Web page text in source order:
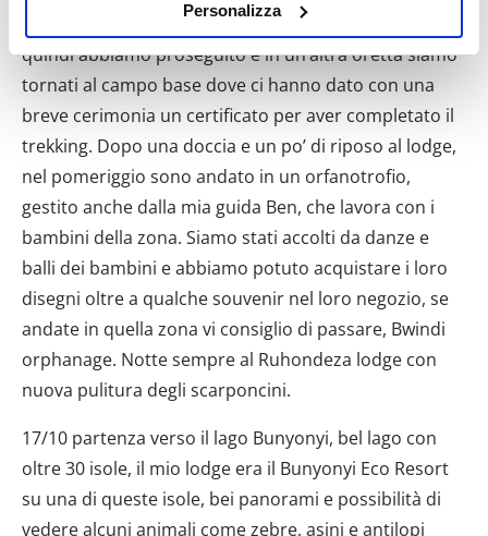
raccogliere informazioni sulla tua posizione
geografica, con un'approssimazione di qualche
metro,
attivamente alla ricerca di caratteristiche specifiche
(impronte digitali).
Approfondisci come vengono elaborati i tuoi dati personali
e imposta le tue preferenze nellasezione dettagli. Puoi
modificare o ritirare il tuo consenso in qualsiasi momento
dalla Dichiarazione sui cookie.
annunci, per fornire funzionalità dei social media e per
analizzare il nostro traffico. Condividiamo inoltre
informazioni sul modo in cui utilizzi il nostro sito con i
pubblicità e social media, i quali potrebbero combinarle
con altre informazioni che hai fornito loro o che hanno
raccolto dal tuo utilizzo dei loro servizi.
Personalizza
siamo fermati a mangiare la box lunch data dal lodge,
quindi abbiamo proseguito e in un’altra oretta siamo
tornati al campo base dove ci hanno dato con una
breve cerimonia un certificato per aver completato il
trekking. Dopo una doccia e un po’ di riposo al lodge,
nel pomeriggio sono andato in un orfanotrofio,
gestito anche dalla mia guida Ben, che lavora con i
bambini della zona. Siamo stati accolti da danze e
balli dei bambini e abbiamo potuto acquistare i loro
disegni oltre a qualche souvenir nel loro negozio, se
andate in quella zona vi consiglio di passare, Bwindi
orphanage. Notte sempre al Ruhondeza lodge con
nuova pulitura degli scarponcini.
17/10 partenza verso il lago Bunyonyi, bel lago con
oltre 30 isole, il mio lodge era il Bunyonyi Eco Resort
su una di queste isole, bei panorami e possibilità di
vedere alcuni animali come zebre, asini e antilopi